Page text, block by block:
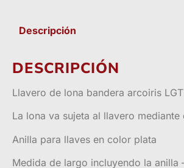
Descripción
DESCRIPCIÓN
Llavero de lona bandera arcoiris
La lona va sujeta al llavero
Anilla para llaves en color plata
Medida de largo incluyendo la anilla